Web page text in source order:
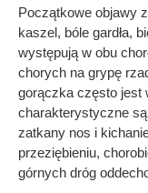
Początkowe objawy
kaszel, bóle gardła,
występują w obu
chorych na grypę
gorączka często jest
charakterystyczne
zatkany nos i
przeziębieniu,
górnych dróg